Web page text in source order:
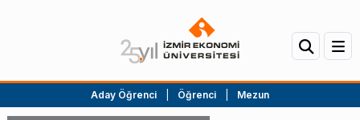
Aday Öğrenci Öğrenci Mezun